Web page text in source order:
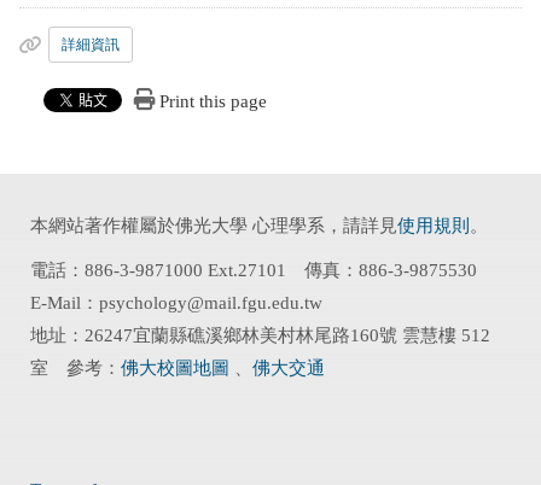
詳細資訊
Print this page
本網站著作權屬於佛光大學 心理學系，請詳見使用規則 。
電話：886-3-9871000 Ext.27101 傳真：886-3-9875530
E-Mail：psychology@mail.fgu.edu.tw
地址：26247宜蘭縣礁溪鄉林美村林尾路160號 雲慧樓 512
室 參考： 佛大校圖地圖 佛大交通